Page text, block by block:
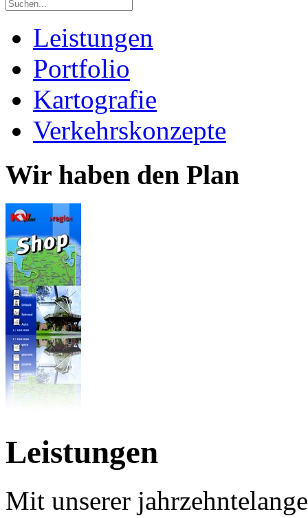
Leistungen
Portfolio
Kartografie
Verkehrskonzepte
Wir haben den Plan
Leistungen
Mit unserer